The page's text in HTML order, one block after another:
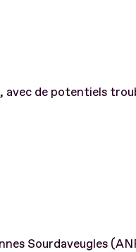
avec de potentiels
Sourdaveugles